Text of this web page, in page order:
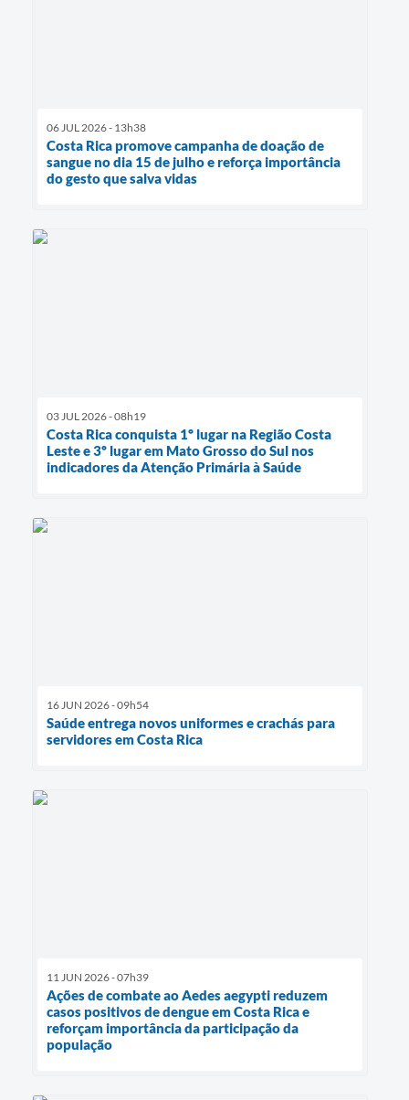
06 JUL 2026 - 13h38
Costa Rica promove campanha de doação de
sangue no dia 15 de julho e reforça importância
do gesto que salva vidas
03 JUL 2026 - 08h19
Costa Rica conquista 1º lugar na Região Costa
Leste e 3º lugar em Mato Grosso do Sul nos
indicadores da Atenção Primária à Saúde
16 JUN 2026 - 09h54
Saúde entrega novos uniformes e crachás para
servidores em Costa Rica
11 JUN 2026 - 07h39
Ações de combate ao Aedes aegypti reduzem
casos positivos de dengue em Costa Rica e
reforçam importância da participação da
população